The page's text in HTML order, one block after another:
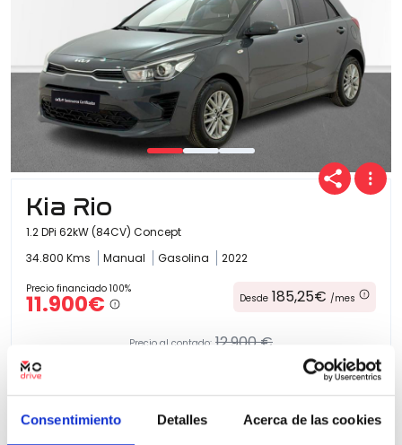
Consentimiento Detalles Acerca de las cookies
Cuota
Año
Kilómetros
Combustible
(Elige una o varias opciones)
Etiqueta medioambiental
Kia Rio
1.2 DPi 62kW (84CV) Concept
34.800 Kms
Manual Gasolina 2022
Precio financiado 100%
11.900€ Desde 185,25€ /mes
Precio al contado: 12.900 €
Ver ficha